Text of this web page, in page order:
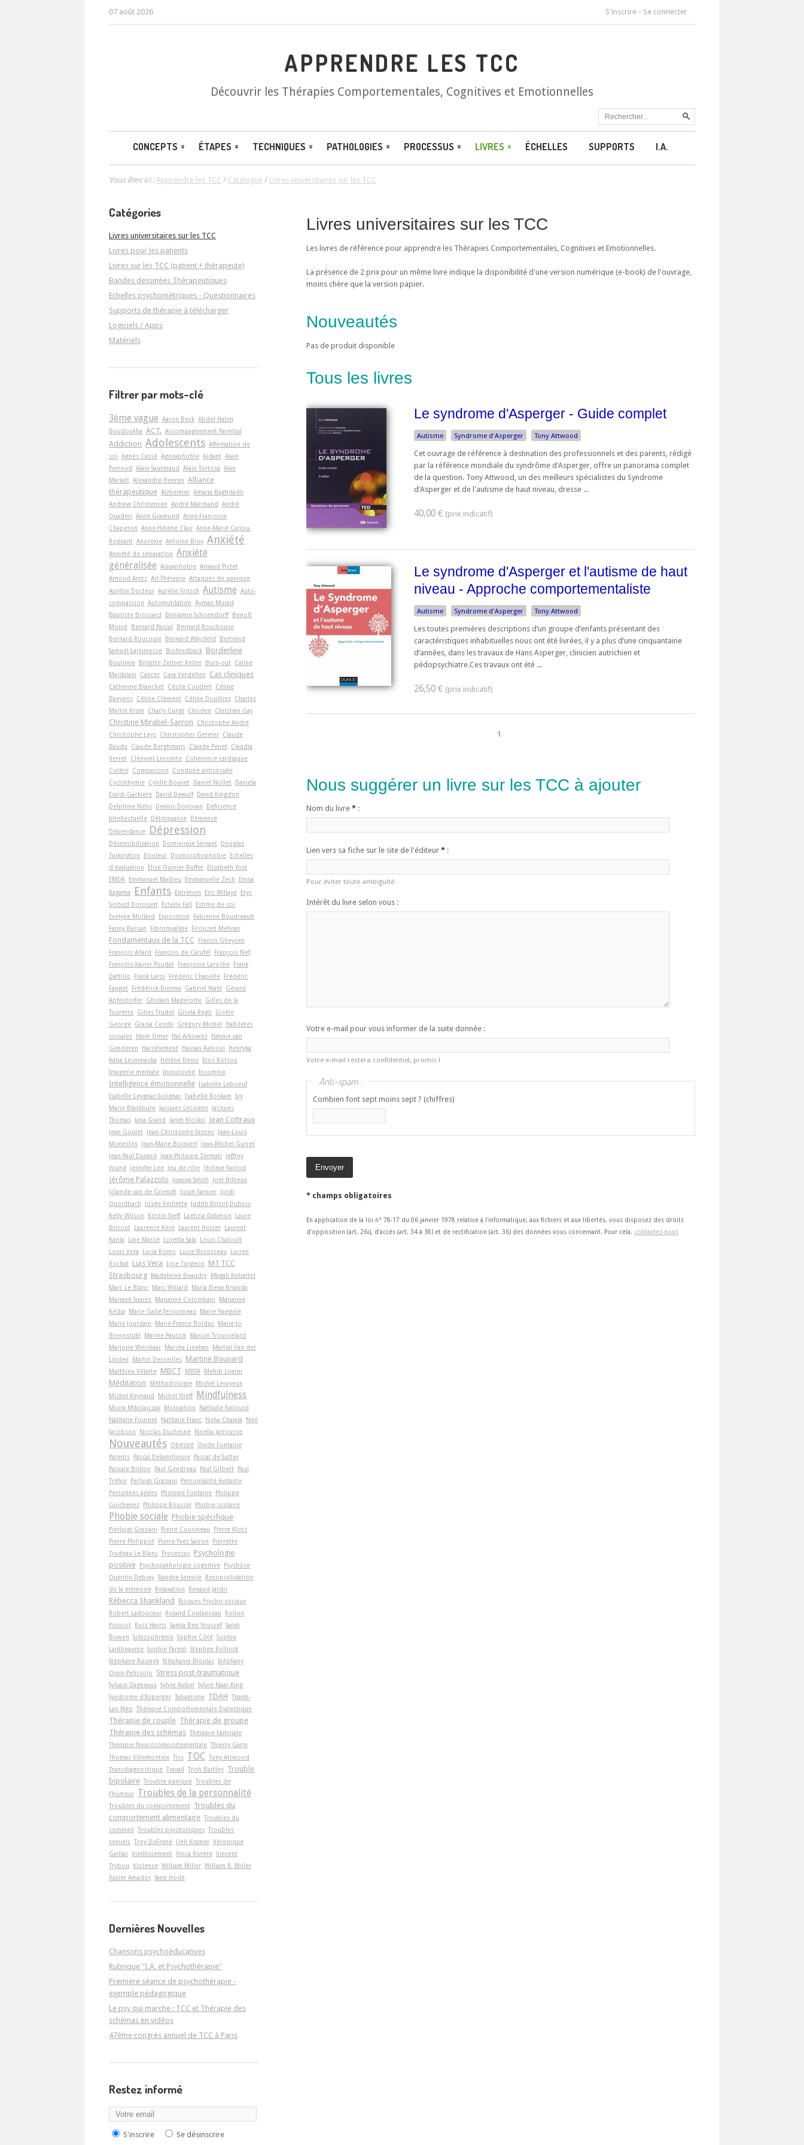
07 août 2026 S'inscrire - Se connecter
APPRENDRE LES TCC
Découvrir les Thérapies Comportementales, Cognitives et Emotionnelles
CONCEPTS ÉTAPES TECHNIQUES PATHOLOGIES PROCESSUS LIVRES ÉCHELLES SUPPORTS I.A.
Vous êtes ici :Apprendre les TCC / Catalogue / Livres universitaires sur les TCC
Livres universitaires sur les TCC
Les livres de référence pour apprendre les Thérapies Comportementales, Cognitives et Emotionnelles.
La présence de 2 prix pour un même livre indique la disponibilité d'une version numérique (e-book) de l'ouvrage,
moins chère que la version papier.
Nouveautés
Pas de produit disponible
Tous les livres
Le syndrome d'Asperger - Guide complet
Autisme Syndrome d'Asperger Tony Attwood
Cet ouvrage de référence à destination des professionnels et des parents, rédigé
par la référence mondiale du syndrôme d'Asperger, offre un panorama complet
de la question. Tony Attwood, un des meilleurs spécialistes du Syndrome
d'Asperger et de l'autisme de haut niveau, dresse ...
40,00 €
Le syndrome d'Asperger et l'autisme de haut
niveau - Approche comportementaliste
Autisme Syndrome d'Asperger Tony Attwood
Les toutes premières descriptions d’un groupe d’enfants présentant des
caractéristiques inhabituelles nous ont été livrées, il y a plus d’une cinquantaine
d’années, dans les travaux de Hans Asperger, clinicien autrichien et
pédopsychiatre.Ces travaux ont été ...
26,50 €
1
Nous suggérer un livre sur les TCC à ajouter
Nom du livre * :
Lien vers sa fiche sur le site de l'éditeur * :
Pour éviter toute ambiguïté
Intérêt du livre selon vous :
Votre e-mail pour vous informer de la suite donnée :
Votre e-mail restera confidentiel, promis !
Anti-spam :
Combien font sept moins sept ? (chiffres)
* champs obligatoires
En application de la loi n° 78-17 du 06 janvier 1978 relative à l'informatique, aux fichiers et aux libertés, vous disposez des droits
d'opposition (art. 26i), d'accès (art. 34 à 38) et de rectification (art. 36) des données vous concernant. Pour cela, contactez-nous
Catégories
Livres universitaires sur les TCC
Livres pour les patients
Livres sur les TCC (patient + thérapeute)
Bandes dessinées Thérapeutiques
Echelles psychométriques - Questionnaires
Supports de thérapie à télécharger
Logiciels / Apps
Matériels
Filtrer par mots-clé
3ème vague Aaron Beck Abdel Halim
Boudoukha ACT. Accompagnement Parental
Addiction Adolescents Affirmation de
soi Agnès Cassé Agoraphobie Aidant Alain
Perroud Alain Sauteraud Alain Tortosa Alan
Marlatt Alexandre Heeren Alliance
thérapeutique Alzheimer Amaria Baghdadli
Andrew Christensen André Marchand André
Quaderi Anne Gramond Anne-Françoise
Chaperon Anne-Hélène Clair Anne-Marie Cariou-
Rognant Anorexie Antoine Bioy Anxiété
Anxiété de séparation Anxiété
généralisée Aquaphobie Arnaud Pictet
Arnoud Arntz Art-Thérapie Attaques de panique
Aurélie Docteur Aurélie Fritsch Autisme Auto-
compassion Automutilation Ayman Murad
Baptiste Brossard
Benjamin Schoendorff Benoît
Monié Bernard Pascal
Bernard Rouchouse
Bernard Roucoule Bernard Waysfeld
Bertrand
Samuel-Lajeunesse Biofeedback Borderline
Boulimie Brigitte Zellner Keller Burn-out Caline
Majdalani
Cancer Cara Verdellen Cas cliniques
Catherine Blanchet Cécile Coudert Céline
Baeyens Céline Clément Céline Douilliez Charles
Martin Krum
Charly Cungi Choden Christian Gay
Christine Mirabel-Sarron
Christophe André
Christophe Leys Christopher Germer Claude
Baudu
Claude Berghmans Claude Penet Claudia
Verret Clément Lecomte Cohérence cardiaque
Colère Compassion
Conduite antisociale
Cyclothymie Cyrille Bouvet Daniel Nollet Daniela
Eraldi-Gackiere David Dewulf David Kingdon
Delphine Nelis Dennis Donovan
Déficience
Intellectuelle Délinquance Démence
Dépendance
Dépression
Désensibilisation Dominique Servant Douglas
Turkington
Douleur Dysmorphophobie Echelles
d'évaluation
Elise Ouvrier-Buffet Elizabeth Yost
EMDR
Emmanuel Madieu Emmanuelle Zech
Emna
Ragama
Enfants Entretien Eric Willaye Eryc
Siobud Dorocant Estelle Fall
Estime de soi
Evelyne Mollard
Exposition
Fabienne Boudreault
Fanny Bassan
Fibromyalgie Firouzeh Mehran
Fondamentaux de la TCC
Francis Gheysen
François Allard
François de Carufel
François Nef
François-Xavier Poudat Françoise Laroche Frank
Dattilio
Frank Laroi Frédéric Chapelle Frédéric
Fanget Frédérick Dionne Gabriel Wahl
Gérard
Apfeldorfer Ghislain Magerotte Gilles de la
Tourette Gilles Trudel Gisela Regli
Gisèle
George Grazia Ceschi Grégory Michel
Habiletés
sociales Haim Omer Hal Arkowitz Hannie van
Genderen
Harcèlement Hassan Rahioui
Henryka
Katia Lesniewska
Hélène Denis Ilios Kotsou
Imagerie mentale Impulsivité Insomnie
Intelligence émotionnelle Isabelle Leboeuf
Isabelle Leygnac-Solignac Isabelle Roskam Ivy
Marie Blackburn
Jacques Lecomte Jacques
Thomas Jana Grand Janet Klosko Jean Cottraux
Jean Goulet Jean-Christophe Seznec Jean-Louis
Monestès Jean-Marie Boisvert Jean-Michel Gurret
Jean-Paul Durand
Jean-Philippe Zermati
Jeffrey
Young Jennifer Lee Jeu de rôle Jérôme Favrod
Jérôme Palazzolo Joanna Smith
Joël Billieux
Jolande van de Griendt Joran Farnier Jordi
Quoidbach
Josée Veillette Judith Brisot-Dubois
Kelly Wilson
Kristin Neff Laetizia Dahéron
Laure
Bricout Laurence Kern Laurent Holzer Laurent
Karila
Line Massé Loretta Sala
Louis Chaloult
Louis Vera
Lucia Romo Lucie Brousseau
Lucien
Rochat Luis Vera Lyse Turgeon
M1 TCC
Strasbourg Madeleine Beaudry Magali Rebattel
Marc Le Blanc Marc Willard
Maria Elena Brianda
Mariann Suarez Marianne Colombani
Marianne
Kédia
Marie Gallé-Tessonneau
Marie Haegelé
Marie Jourdain
Marie-France Bolduc Marie-Jo
Brennstuhl
Marine Paucsik Marion Trousselard
Marjorie Weishaar Marsha Linehan
Martial Van der
Linden
Martin Desseilles Martine Bouvard
Matthieu Villatte MBCT MBSR Mehdi Liratni
Méditation Méthodologie Michel Lejoyeux
Michel Reynaud
Michel Ylieff Mindfulness
Moïra Mikolajczak Motivation
Nathalie Fallourd
Nathalie Fournet Nathalie Franc Neha Chawla
Neil
Jacobson
Nicolas Duchesne Noëlla Jarrousse
Nouveautés Obésité Ovide Fontaine
Parents Pascal Delamillieure Pascal de Sutter
Pascale Brillon
Paul Gendreau Paul Gilbert Paul
Tréhin
Perluigi Graziani
Personnalité évitante
Personnes âgées Philippe Fontaine Philippe
Guichenez Philippe Roussel Phobie scolaire
Phobie sociale Phobie spécifique
Pierluigi Graziani Pierre Cousineau
Pierre Klotz
Pierre Philippot Pierre-Yves Sarron
Pierrette
Trudeau Le Blanc Processus Psychologie
positive Psychopathologie cognitive Psychose
Quentin Debray Randye Semple Reconsolidation
de la mémoire Relaxation Renaud Jardri
Rébecca Shankland
Risques Psycho-sociaux
Robert Ladouceur Roland Coutanceau
Rollon
Poinsot Russ Harris Samia Ben Youssef Sarah
Bowen Schizophrénie Sophie Côté Sophie
Lantheaume Sophie Parent Stephen Rollnick
Stéphane Rusinek Stéphanie Bioulac Stéphany
Orain-Pelissolo
Stress post-traumatique
Sylvain Dagneaux Sylvie Aubin Sylvie Naar-King
Syndrome d'Asperger Tabagisme TDAH Thanh-
Lan Ngo Thérapie Comportementale Dialectique
Thérapie de couple Thérapie de groupe
Thérapie des schémas Thérapie Familiale
Thérapie Neurocomportementale Thierry Garin
Thomas Villemonteix Tics TOC Tony Attwood
Transdiagnostique Travail Trish Bartley Trouble
bipolaire Trouble panique Troubles de
l'humeur Troubles de la personnalité
Troubles du comportement Troubles du
comportement alimentaire Troubles du
sommeil Troubles psychotiques Troubles
sexuels Troy DuFrene Ueli Kramer Véronique
Gaillac Vieillissement Vinca Rivière Vincent
Trybou Violence William Miller William R. Miller
Xavier Amador Yann Hodé
Dernières Nouvelles
Chansons psychoéducatives
Rubrique "I.A. et Psychothérapie"
Première séance de psychothérapie -
exemple pédagogique
Le psy qui marche : TCC et Thérapie des
schémas en vidéos
47ème congrès annuel de TCC à Paris
Restez informé
S'inscrire Se désinscrire